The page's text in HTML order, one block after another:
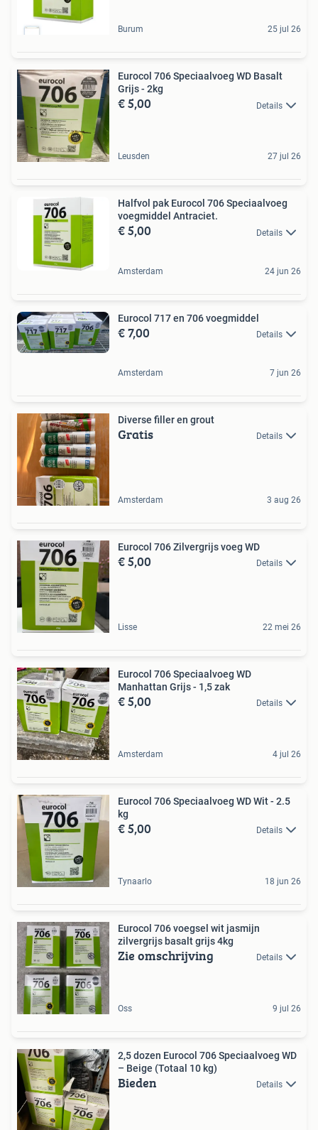
Burum 25 jul 26
Eurocol 706 Speciaalvoeg WD Basalt
Grijs - 2kg
€ 5,00 Details
Leusden 27 jul 26
Halfvol pak Eurocol 706 Speciaalvoeg
voegmiddel Antraciet.
€ 5,00 Details
Amsterdam 24 jun 26
Eurocol 717 en 706 voegmiddel
€ 7,00 Details
Amsterdam 7 jun 26
Diverse filler en grout
Gratis Details
Amsterdam 3 aug 26
Eurocol 706 Zilvergrijs voeg WD
€ 5,00 Details
Lisse 22 mei 26
Eurocol 706 Speciaalvoeg WD
Manhattan Grijs - 1,5 zak
€ 5,00 Details
Amsterdam 4 jul 26
Eurocol 706 Speciaalvoeg WD Wit - 2.5
kg
€ 5,00 Details
Tynaarlo 18 jun 26
Eurocol 706 voegsel wit jasmijn
zilvergrijs basalt grijs 4kg
Zie omschrijving Details
Oss 9 jul 26
2,5 dozen Eurocol 706 Speciaalvoeg WD
– Beige (Totaal 10 kg)
Bieden Details